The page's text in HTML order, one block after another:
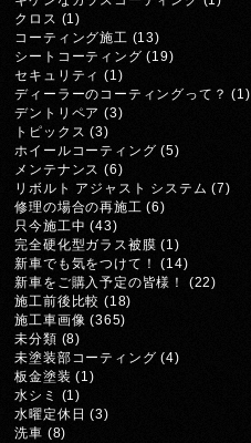
クロス (1)
コーティング施工 (13)
シートコーティング (19)
セキュリティ (1)
ディーラーのコーティングって？ (1)
デントリペア (3)
トピックス (3)
ホイールコーティング (5)
メンテナンス (6)
リボルト アジャスト システム (7)
修理の場合の再施工 (6)
只今施工中 (43)
完全硬化型ガラス被膜 (1)
新車でも気をつけて！
(14)
新車をご購入予定の皆様！
(22)
施工前後比較 (18)
施工車画像 (365)
未分類 (8)
未塗装部コーティング (4)
板金塗装 (1)
水シミ
(1)
水曜定休日 (3)
洗車 (8)